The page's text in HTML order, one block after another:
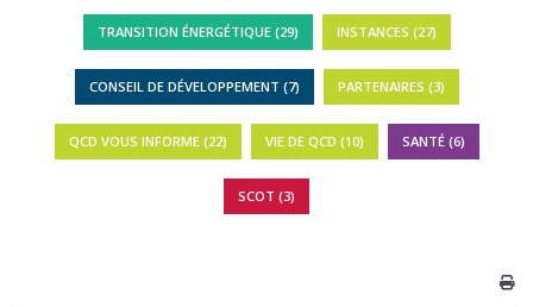
TRANSITION ÉNERGÉTIQUE (29) INSTANCES (27)
CONSEIL DE DÉVELOPPEMENT (7) PARTENAIRES (3)
QCD VOUS INFORME (22) VIE DE QCD (10) SANTÉ (6)
SCOT (3)